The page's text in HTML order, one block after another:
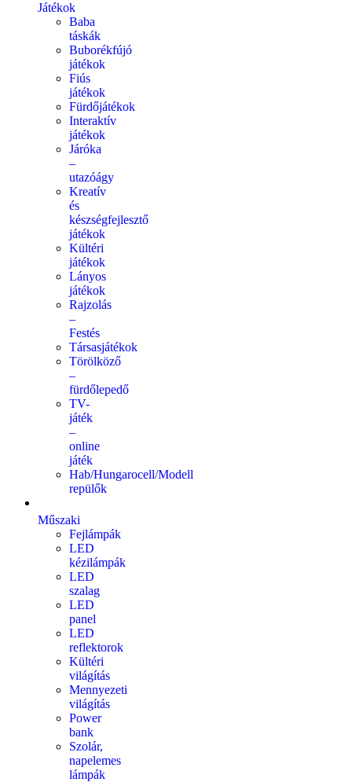
Játékok
Baba
táskák
Buborékfújó
játékok
Fiús
játékok
Fürdőjátékok
Interaktív
játékok
Járóka
–
utazóágy
Kreatív
és
készségfejlesztő
játékok
Kültéri
játékok
Lányos
játékok
Rajzolás
–
Festés
Társasjátékok
Törölköző
–
fürdőlepedő
TV-
játék
–
online
játék
Hab/Hungarocell/Modell
repülők
Műszaki
Fejlámpák
LED
kézilámpák
LED
szalag
LED
panel
LED
reflektorok
Kültéri
világítás
Mennyezeti
világítás
Power
bank
Szolár,
napelemes
lámpák